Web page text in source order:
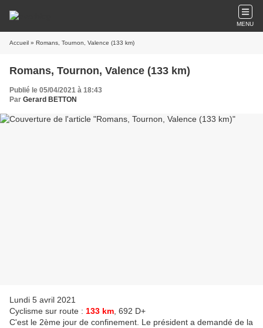
MENU
Accueil » Romans, Tournon, Valence (133 km)
Romans, Tournon, Valence (133 km)
Publié le 05/04/2021 à 18:43
Par Gerard BETTON
Lundi 5 avril 2021
Cyclisme sur route : 133 km , 692 D+
C'est le 2ème jour de confinement. Le président a demandé de la